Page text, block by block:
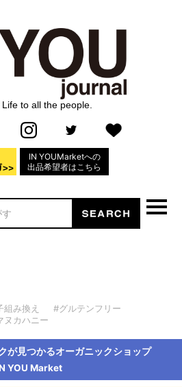
to all the people.
IN YOUMarketへの
出品希望者はこちら
組み換え
#グルテンフリー
ヌカハニー
が見つかるオーガニックショップ
YOU Market